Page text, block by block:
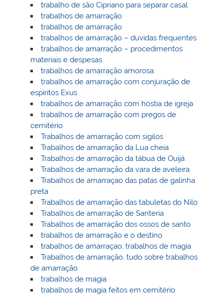
trabalho de são Cipriano para separar casal
trabalhos de amarração
trabalhos de amarração
trabalhos de amarração – duvidas frequentes
trabalhos de amarração – procedimentos
materiais e despesas
trabalhos de amarração amorosa
trabalhos de amarração com conjuração de
espíritos Exus
trabalhos de amarração com hóstia de igreja
trabalhos de amarração com pregos de
cemitério
Trabalhos de amarração com sigilos
Trabalhos de amarração da Lua cheia
Trabalhos de amarração da tábua de Ouijá
Trabalhos de amarração da vara de aveleira
Trabalhos de amarraçao das patas de galinha
preta
Trabalhos de amarração das tabuletas do Nilo
Trabalhos de amarração de Santeria
Trabalhos de amarração dos ossos de santo
trabalhos de amarração e o destino
trabalhos de amarraçao, trabalhos de magia
Trabalhos de amarração, tudo sobre trabalhos
de amarração
trabalhos de magia
trabalhos de magia feitos em cemitério